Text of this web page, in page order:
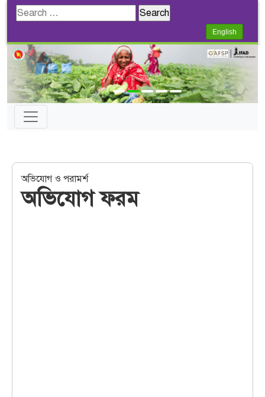
Search
English
অভিযোগ ও পরামর্শ
অভিযোগ ফরম